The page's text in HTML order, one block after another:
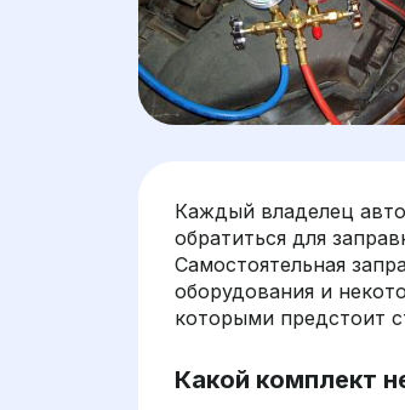
Каждый владелец
обратиться для
Самостоятельная
оборудования и
которыми предстоит
Какой комплект